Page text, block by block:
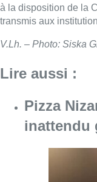
à la disposition de la
transmis aux
V.Lh. – Photo: Siska
Lire aussi :
Pizza
inattendu